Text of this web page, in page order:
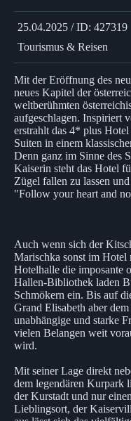
25.04.2025 / ID: 427319
Tourismus & Reisen
Mit der Eröffnung des
neues Kapitel der
weltberühmten
aufgeschlagen. Inspiriert
erstrahlt das 4* plus
Suiten in einem
Denn ganz im Sinne des
Kaiserin steht das Hotel
Zügel fallen zu lassen
"Follow your heart and
Auch wenn sich der
Marischka sonst im Hotel
Hotelhalle die imposante
Hallen-Bibliothek laden
Schmökern ein. Bis auf
Grand Elisabeth aber
unabhängige und starke
vielen Belangen weit
wird.
Mit seiner Lage direkt
dem legendären Kurpark
der Kurstadt und nur
Lieblingsort, der